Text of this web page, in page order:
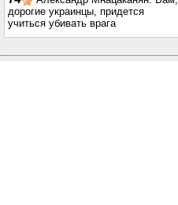
дорогие украинцы, придется
учиться убивать врага